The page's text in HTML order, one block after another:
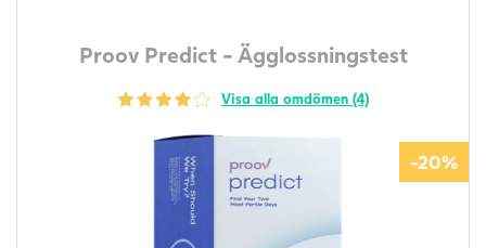
Proov Predict - Ägglossningstest
Visa alla omdömen (4)
-20%